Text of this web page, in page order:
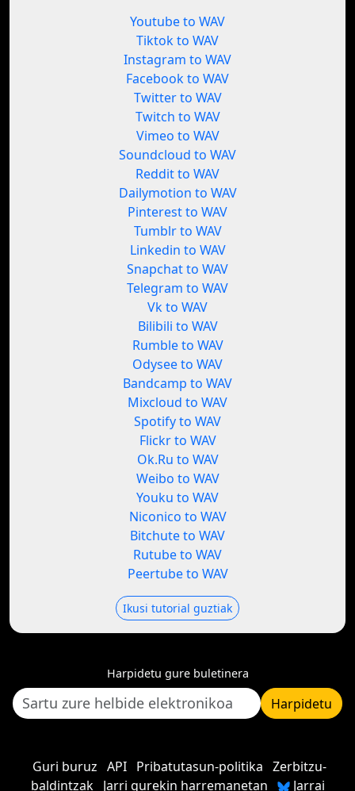
Youtube to WAV
Tiktok to WAV
Instagram to WAV
Facebook to WAV
Twitter to WAV
Twitch to WAV
Vimeo to WAV
Soundcloud to WAV
Reddit to WAV
Dailymotion to WAV
Pinterest to WAV
Tumblr to WAV
Linkedin to WAV
Snapchat to WAV
Telegram to WAV
Vk to WAV
Bilibili to WAV
Rumble to WAV
Odysee to WAV
Bandcamp to WAV
Mixcloud to WAV
Spotify to WAV
Flickr to WAV
Ok.Ru to WAV
Weibo to WAV
Youku to WAV
Niconico to WAV
Bitchute to WAV
Rutube to WAV
Peertube to WAV
Ikusi tutorial guztiak
Harpidetu gure buletinera
Harpidetu
Guri buruz API Pribatutasun-politika Zerbitzu-
baldintzak
Jarri gurekin harremanetan Jarrai